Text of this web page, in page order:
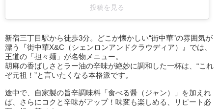
投稿を見る
新宿三丁目駅から徒歩3分。どこか懐かしい“街中華”の雰囲気が
漂う『街中華X&C（シェンロンアンドクラウディア）』では、
王道の「担々麺」が名物メニュー。
胡麻の香ばしさとラー油の辛味が絶妙に調和した一杯は、“これ
ぞ元祖！”と言いたくなる本格派です。
途中で、自家製の旨辛調味料「食べる醤（ジャン）」を加えれ
ば、さらにコクと辛味がアップ！味変も楽しめる、リピート必